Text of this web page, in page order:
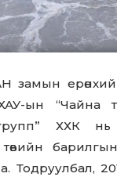
замын ерөнхий
ын “Чайна
ХХК нь
Тодруулбал,